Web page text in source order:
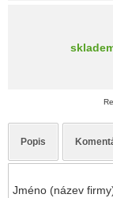
Popis
Jméno (název